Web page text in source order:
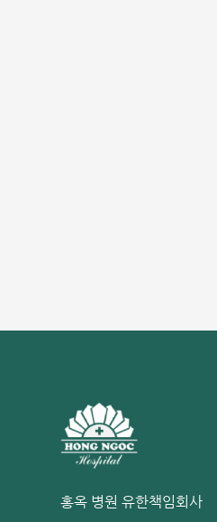
갑상선 유두암(PTC)의
이 질병 발생 위험을 증
- 유전적 요인: RET 증
험을 높일 수 있습니다.
MRI, CT, PET 등 정기
홍옥 병원 유한책임회사